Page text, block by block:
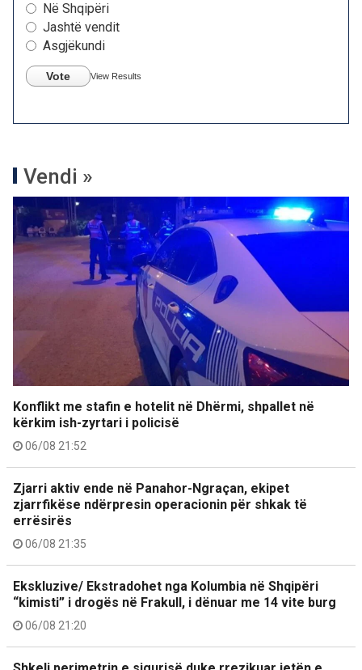
Në Shqipëri
Jashtë vendit
Asgjëkundi
Vote View Results
Vendi »
Konflikt me stafin e hotelit në Dhërmi, shpallet në
kërkim ish-zyrtari i policisë
06/08 21:52
Zjarri aktiv ende në Panahor-Ngraçan, ekipet
zjarrfikëse ndërpresin operacionin për shkak të
errësirës
06/08 21:35
Ekskluzive/ Ekstradohet nga Kolumbia në Shqipëri
“kimisti” i drogës në Frakull, i dënuar me 14 vite burg
06/08 21:20